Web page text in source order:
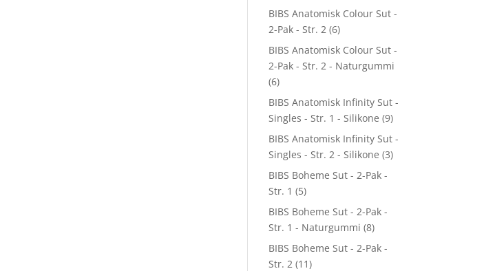
BIBS Anatomisk Colour Sut -
2-Pak - Str. 2 (6)
BIBS Anatomisk Colour Sut -
2-Pak - Str. 2 - Naturgummi
(6)
BIBS Anatomisk Infinity Sut -
Singles - Str. 1 - Silikone (9)
BIBS Anatomisk Infinity Sut -
Singles - Str. 2 - Silikone (3)
BIBS Boheme Sut - 2-Pak -
Str. 1 (5)
BIBS Boheme Sut - 2-Pak -
Str. 1 - Naturgummi (8)
BIBS Boheme Sut - 2-Pak -
Str. 2 (11)